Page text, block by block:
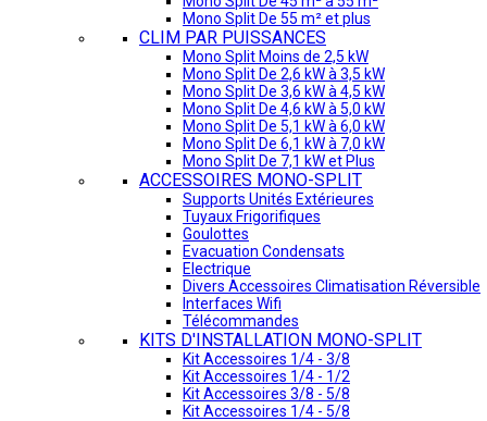
Mono Split De 55 m² et plus
CLIM PAR PUISSANCES
Mono Split Moins de 2,5 kW
Mono Split De 2,6 kW à 3,5 kW
Mono Split De 3,6 kW à 4,5 kW
Mono Split De 4,6 kW à 5,0 kW
Mono Split De 5,1 kW à 6,0 kW
Mono Split De 6,1 kW à 7,0 kW
Mono Split De 7,1 kW et Plus
ACCESSOIRES MONO-SPLIT
Supports Unités Extérieures
Tuyaux Frigorifiques
Goulottes
Evacuation Condensats
Electrique
Divers Accessoires Climatisation Réversible
Interfaces Wifi
Télécommandes
KITS D'INSTALLATION MONO-SPLIT
Kit Accessoires 1/4 - 3/8
Kit Accessoires 1/4 - 1/2
Kit Accessoires 3/8 - 5/8
Kit Accessoires 1/4 - 5/8